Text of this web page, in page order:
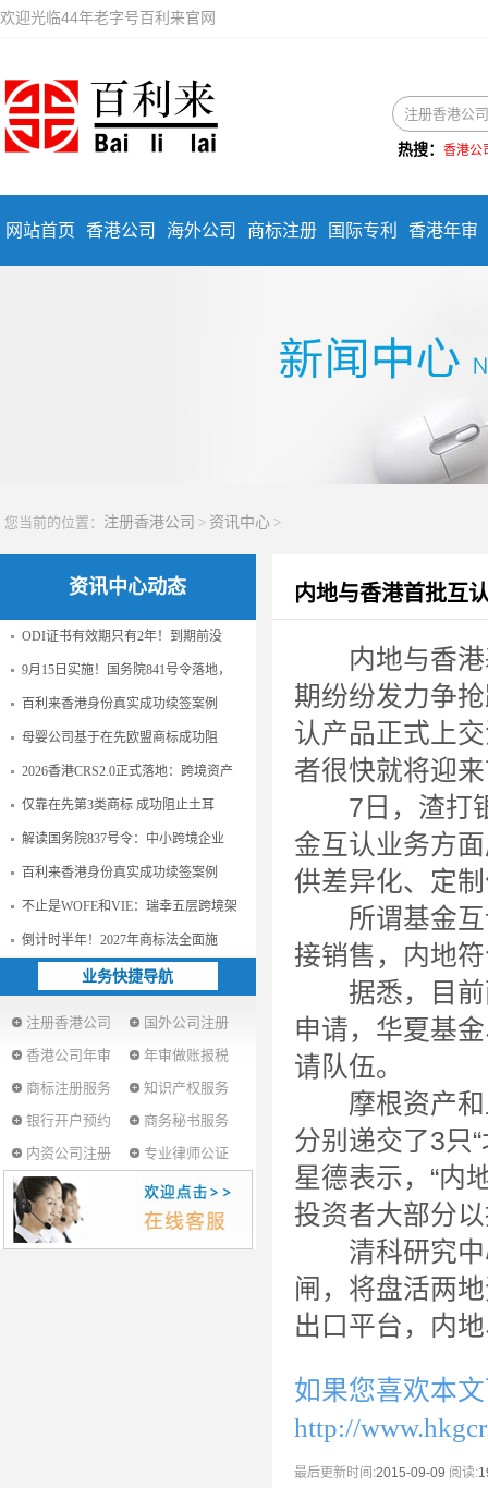
欢迎光临44年老字号百利来官网
热搜： 香港公
网站首页 香港公司 海外公司 商标注册 国际专利 香港年审
您当前的位置： 注册香港公司 > 资讯中心 >
资讯中心动态
ODI证书有效期只有2年！到期前没
9月15日实施！国务院841号令落地，
百利来香港身份真实成功续签案例
母婴公司基于在先欧盟商标成功阻
2026香港CRS2.0正式落地：跨境资产
仅靠在先第3类商标 成功阻止土耳
解读国务院837号令：中小跨境企业
百利来香港身份真实成功续签案例
不止是WOFE和VIE：瑞幸五层跨境架
倒计时半年！2027年商标法全面施
业务快捷导航
注册香港公司
国外公司注册
香港公司年审
年审做账报税
商标注册服务
知识产权服务
银行开户预约
商务秘书服务
内资公司注册
专业律师公证
内地与香港首批互
内地与香港基
期纷纷发力争
认产品正式上
者很快就将迎
7日，渣打银
金互认业务方
供差异化、定
所谓基金互
接销售，内地
据悉，目前
申请，华夏基
请队伍。
摩根资产和
分别递交了3只
星德表示，“内
投资者大部分
清科研究中
闸，将盘活两
出口平台，内
如果您喜欢本
http://
最后更新时间:2015-09-09 阅读: